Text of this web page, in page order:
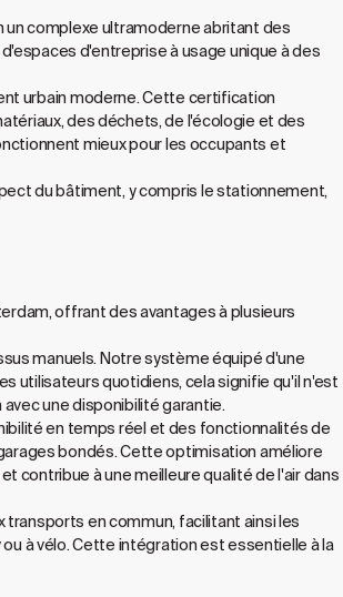
un complexe ultramoderne abritant des
d'entreprise à usage unique à des
urbain moderne. Cette certification
des déchets, de l'écologie et des
mieux pour les occupants et
du bâtiment, y compris le stationnement,
offrant des avantages à plusieurs
manuels. Notre système équipé d'une
utilisateurs quotidiens, cela signifie qu'il n'est
une disponibilité garantie.
en temps réel et des fonctionnalités de
bondés. Cette optimisation améliore
contribue à une meilleure qualité de l'air dans
en commun, facilitant ainsi les
à vélo. Cette intégration est essentielle à la